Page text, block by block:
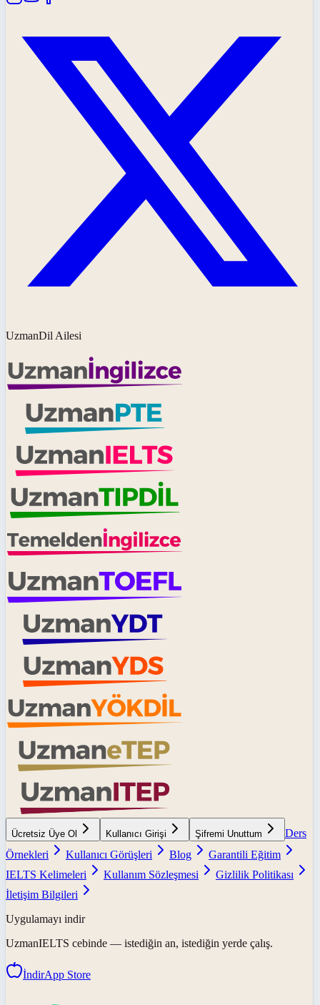
UzmanDil Ailesi
Ücretsiz Üye Ol Kullanıcı Girişi Şifremi Unuttum
Ders
Örnekleri
Kullanıcı Görüşleri Blog
Garantili Eğitim
IELTS Kelimeleri
Kullanım Sözleşmesi
Gizlilik Politikası
İletişim Bilgileri
Uygulamayı indir
UzmanIELTS cebinde — istediğin an, istediğin yerde çalış.
İndirApp Store